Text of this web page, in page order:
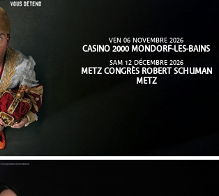
VEN 06 NOVEMBRE 2026
CASINO 2000 MONDORF-LES-BAINS
SAM 12 DÉCEMBRE 2026
METZ CONGRÈS ROBERT SCHUMAN
METZ